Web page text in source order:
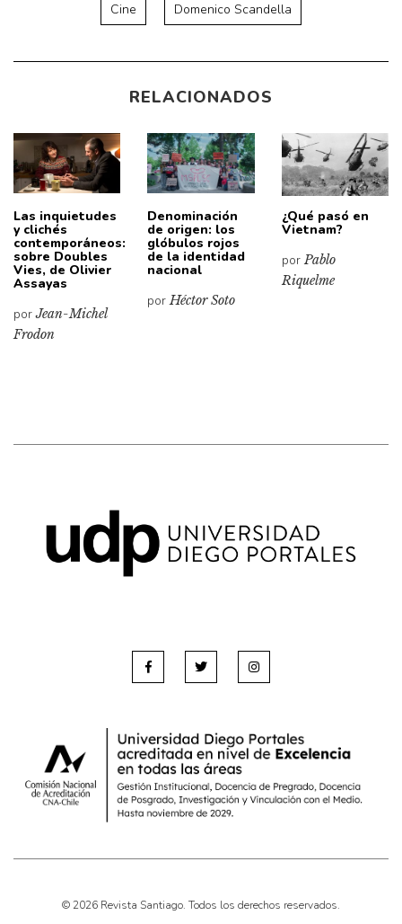
Cine Domenico Scandella
RELACIONADOS
Las inquietudes
y clichés
contemporáneos:
sobre Doubles
Vies, de Olivier
Assayas
porJean-Michel
Frodon
Denominación
de origen: los
glóbulos rojos
de la identidad
nacional
porHéctor Soto
¿Qué pasó en
Vietnam?
porPablo
Riquelme
© 2026 Revista Santiago. Todos los derechos reservados.